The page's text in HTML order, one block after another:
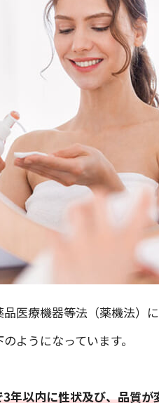
医療機器等法（薬機法）
ようになっています。
年以内に性状及び、品質